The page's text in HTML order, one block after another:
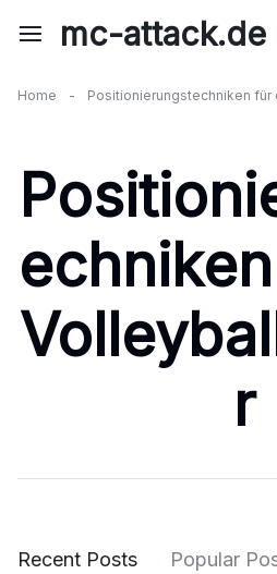
mc-attack.de
Home - Positionierungstechniken für
r
Recent Posts Popular